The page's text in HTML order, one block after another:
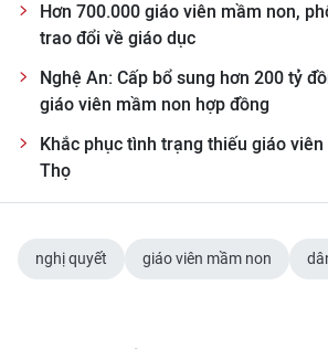
한국어Hơn 700.000 giáo viên mầm non,
trao đổi về giáo dục
Nghệ An: Cấp bổ sung hơn 200 tỷ
giáo viên mầm non hợp đồng
Khắc phục tình trạng thiếu giáo
Thọ
nghị quyết giáo viên mầm non